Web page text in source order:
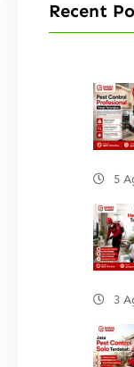
Recent
5
3